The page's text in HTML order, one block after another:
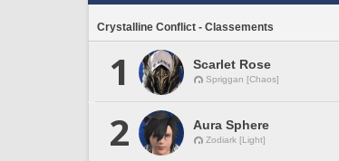
Crystalline Conflict - Classements
1 Scarlet Rose
Spriggan [Chaos]
2 Aura Sphere
Zodiark [Light]